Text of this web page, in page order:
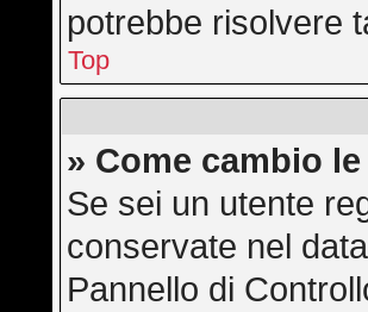
potrebbe risolvere
Top
» Come cambio
Se sei un utente
conservate nel
Pannello di